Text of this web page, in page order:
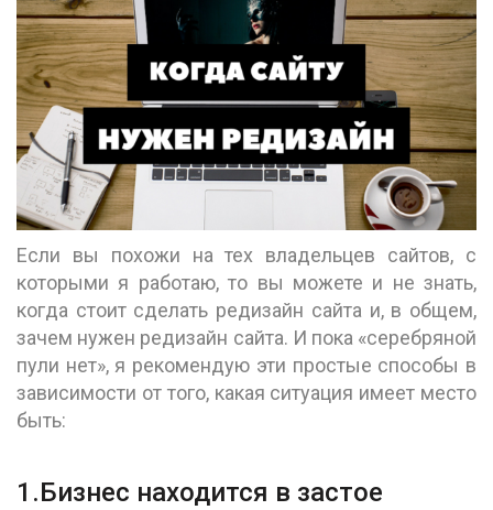
Если вы похожи на тех владельцев сайтов, с
которыми я работаю, то вы можете и не знать,
когда стоит сделать редизайн сайта и, в общем,
зачем нужен редизайн сайта. И пока «серебряной
пули нет», я рекомендую эти простые способы в
зависимости от того, какая ситуация имеет место
быть:
1.Бизнес находится в застое